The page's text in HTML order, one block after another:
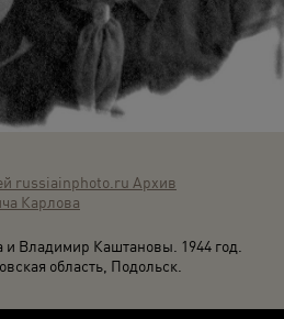
russiainphoto.ru Архив
Карлова
и Владимир Каштановы. 1944 год.
область, Подольск.